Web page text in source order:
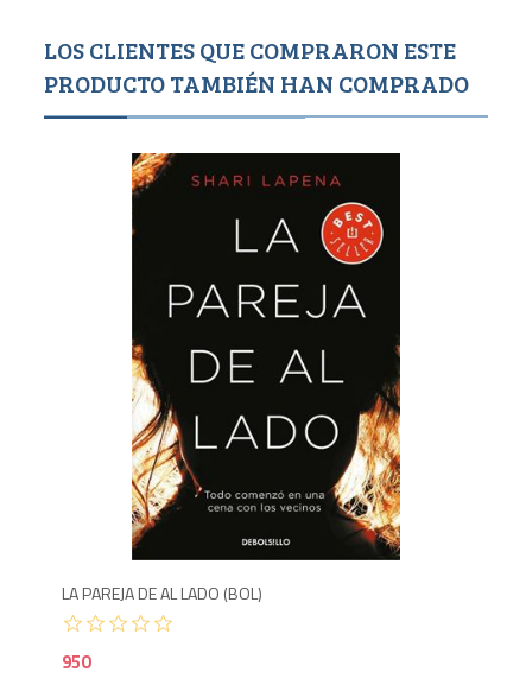
LOS CLIENTES QUE COMPRARON ESTE
PRODUCTO TAMBIÉN HAN COMPRADO
LA PAREJA DE AL LADO (BOL)
950
Agotado